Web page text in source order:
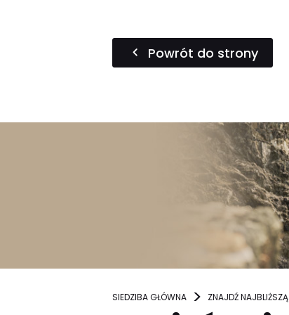
Powrót do strony
SIEDZIBA GŁÓWNA ZNAJDŹ